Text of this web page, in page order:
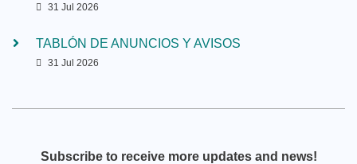
31 Jul 2026
TABLÓN DE ANUNCIOS Y AVISOS
31 Jul 2026
Subscribe to receive more updates and news!